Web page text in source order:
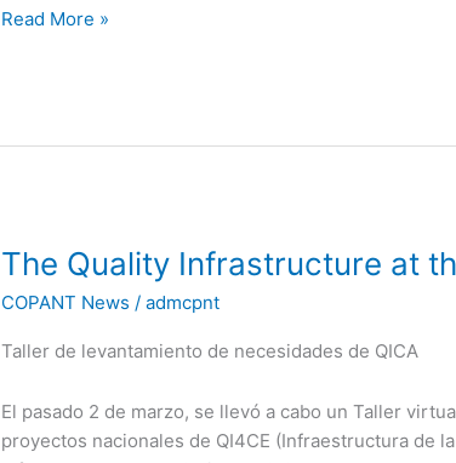
Read More »
The Quality Infrastructure at
COPANT News /admcpnt
Taller de levantamiento de necesidades de QICA
El pasado 2 de marzo, se llevó a cabo un Taller
proyectos nacionales de QI4CE (Infraestructura de
The
Infrastructure
at
service
of